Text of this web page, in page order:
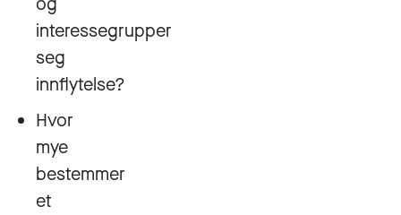
interessegrupper
seg
innflytelse?
Hvor
mye
bestemmer
et